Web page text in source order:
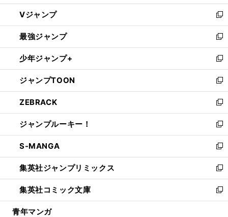
ウ
ィ
ン
ド
ウ
で
開
く
し
い
ウ
ィ
ン
ド
ウ
で
開
く
Vジャンプ
新
し
い
ウ
ィ
ン
ド
ウ
で
開
く
最強ジャンプ
新
し
い
ウ
ィ
ン
ド
ウ
で
開
く
少年ジャンプ+
新
し
い
ウ
ィ
ン
ド
ウ
で
開
く
ジャンプTOON
新
し
い
ウ
ィ
ン
ド
ウ
で
開
く
ZEBRACK
新
し
い
ウ
ィ
ン
ド
ウ
で
開
ジャンプルーキー！
新
し
い
ウ
ィ
ン
ド
ウ
S-MANGA
新
し
い
ウ
ィ
ン
集英社ジャンプリミックス
新
し
い
ウ
集英社コミック文庫
新
し
青年マンガ